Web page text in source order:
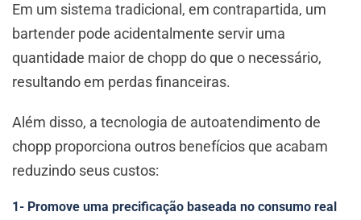
Em um sistema tradicional, em contrapartida, um
bartender pode acidentalmente servir uma
quantidade maior de chopp do que o necessário,
resultando em perdas financeiras.
Além disso, a tecnologia de autoatendimento de
chopp proporciona outros benefícios que acabam
reduzindo seus custos:
1- Promove uma precificação baseada no consumo real